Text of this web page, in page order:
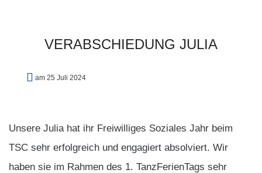
VERABSCHIEDUNG JULIA
am 25 Juli 2024
Unsere Julia hat ihr Freiwilliges Soziales Jahr beim
TSC sehr erfolgreich und engagiert absolviert. Wir
haben sie im Rahmen des 1. TanzFerienTags sehr